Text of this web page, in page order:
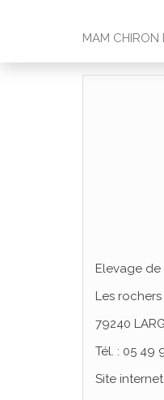
MAM CHIRON
Elevage
Les rochers
79240
Tél. : 05 49
Site internet